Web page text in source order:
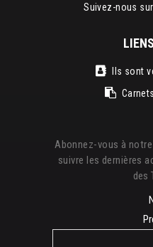
Suivez-nous
Ils sont
Abonnez-vous à
suivre les dernières
des